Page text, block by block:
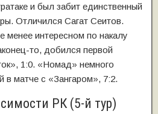
и был забит единственный
Отличился Сагат Сеитов.
интересном по накалу
то, добился первой
1:0. «Номад» немного
в матче с «Зангаром», 7:2.
РК (5-й тур)